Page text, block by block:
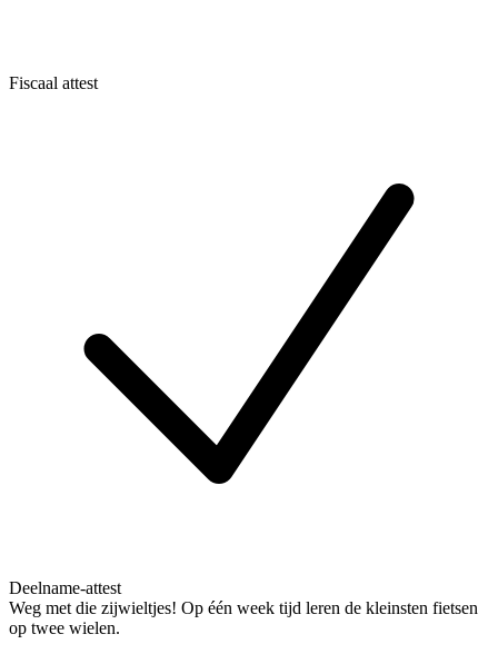
Fiscaal attest
Deelname-attest
Weg met die zijwieltjes! Op één week tijd leren de kleinsten fietsen
op twee wielen.